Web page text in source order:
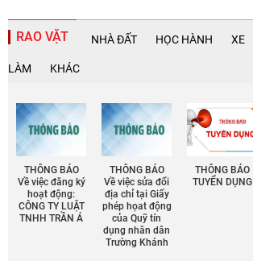
Chia sẻ
Facebook
RAO VẶT NHÀ ĐẤT HỌC HÀNH XE
LÀM KHÁC
THÔNG BÁO
Về việc đăng ký
hoạt động:
CÔNG TY LUẬT
TNHH TRẦN Á
THÔNG BÁO
Về việc sửa đổi
địa chỉ tại Giấy
phép họat động
của Quỹ tín
dụng nhân dân
Trường Khánh
THÔNG BÁO
TUYỂN DỤNG